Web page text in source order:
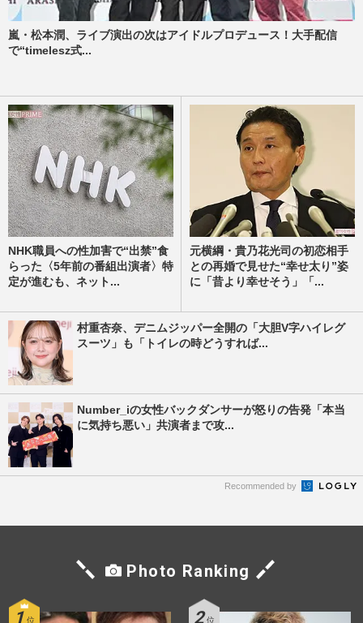
嵐・松本潤、ライブ演出の次はアイドルプロデュース！大手配信
で“timelesz式...
NHK職員への性加害で“出禁”食
らった〈5年前の番組出演者〉特
定が進むも、ネット...
元横綱・貴乃花光司の初恋相手
との再婚で見せた“幸せ太り”姿
に「昔より幸せそう」「...
村重杏奈、デニムジッパー全開の「大胆V字ハイレグ
スーツ」も「トイレの時どうすれば...
Number_iの女性バックダンサーが怒りの告発「本当
に気持ち悪い」共演者まで攻...
Recommended by
Photo Ranking